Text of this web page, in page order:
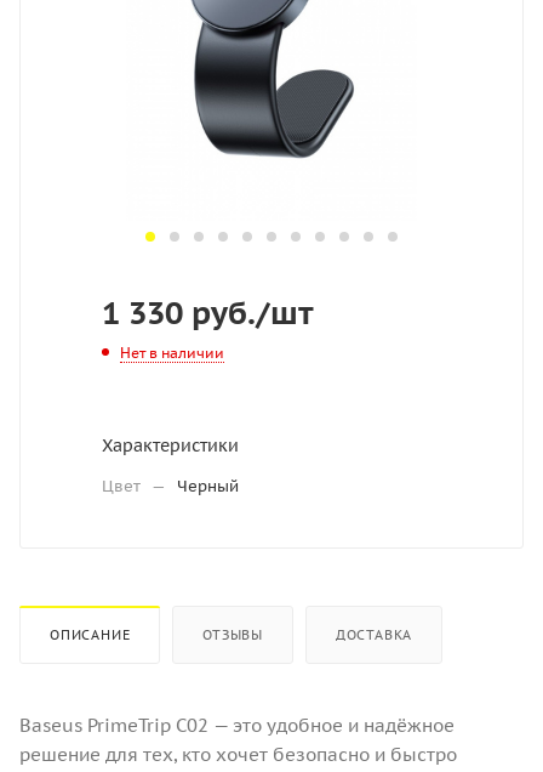
1 330 руб./шт
Нет в наличии
Характеристики
Цвет — Черный
ОПИСАНИЕ ОТЗЫВЫ ДОСТАВКА
Baseus PrimeTrip C02 — это удобное и надёжное
решение для тех, кто хочет безопасно и быстро